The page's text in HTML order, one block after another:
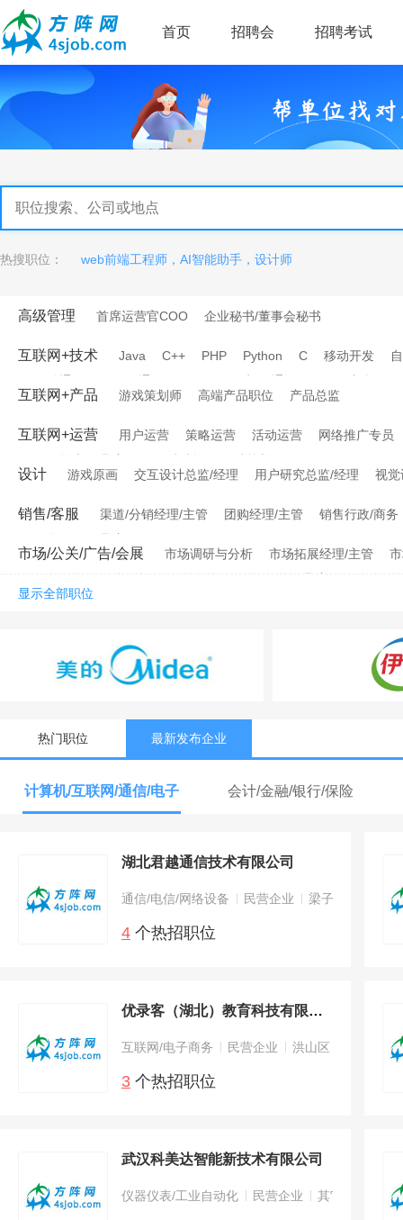
首页 招聘会 招聘考试
热搜职位： web前端工程师，AI智能助手，设计师
高级管理 首席运营官COO 企业秘书/董事会秘书
互联网+技术 Java C++ PHP Python C 移动开发
互联网+产品 游戏策划师 高端产品职位 产品总监
互联网+运营 用户运营 策略运营 活动运营
网络推广专员
设计 游戏原画 交互设计总监/经理 用户研究总监/经理 视觉
销售/客服 渠道/分销经理/主管 团购经理/主管
销售行政/商务
市场/公关/广告/会展 市场调研与分析 市场拓展经理/主管
显示全部职位
热门职位 最新发布企业
计算机/互联网/通信/电子 会计/金融/银行/保险
湖北君越通信技术有限公司
通信/电信/网络设备 民营企业 梁子湖区
4 个热招职位
优录客（湖北）教育科技有限公司
互联网/电子商务 民营企业 洪山区
3 个热招职位
武汉科美达智能新技术有限公司
仪器仪表/工业自动化 民营企业 其它区